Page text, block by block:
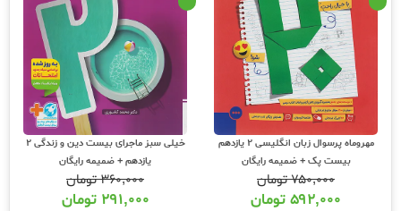
مهروماه پرسوال زبان انگلیسی 2 یازدهم
بیست پک + ضمیمه رایگان
۷۵۰,۰۰۰تومان
۵۹۲,۰۰۰ تومان
خیلی سبز ماجرای بیست دین و زندگی 2
یازدهم + ضمیمه رایگان
۳۶۰,۰۰۰تومان
۲۹۱,۰۰۰ تومان